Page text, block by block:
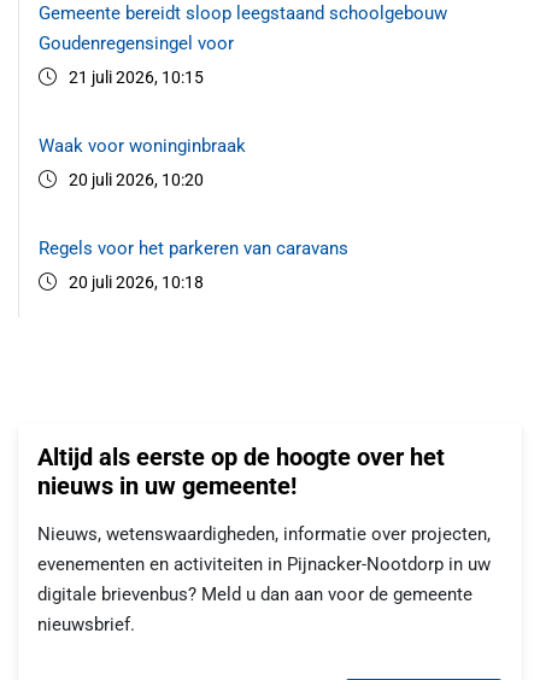
Gemeente bereidt sloop leegstaand schoolgebouw
Goudenregensingel voor
21 juli 2026, 10:15
Waak voor woninginbraak
20 juli 2026, 10:20
Regels voor het parkeren van caravans
20 juli 2026, 10:18
Altijd als eerste op de hoogte over het
nieuws in uw gemeente!
Nieuws, wetenswaardigheden, informatie over projecten,
evenementen en activiteiten in Pijnacker-Nootdorp in uw
digitale brievenbus? Meld u dan aan voor de gemeente
nieuwsbrief.